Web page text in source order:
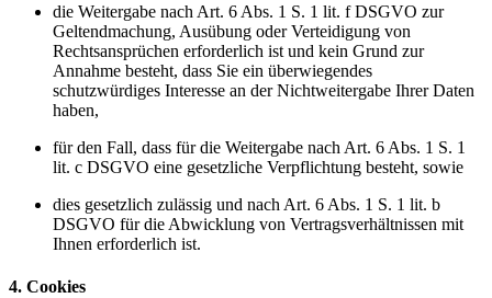
die Weitergabe nach Art. 6 Abs. 1 S. 1 lit. f DSGVO zur
Geltendmachung, Ausübung oder Verteidigung von
Rechtsansprüchen erforderlich ist und kein Grund zur
Annahme besteht, dass Sie ein überwiegendes
schutzwürdiges Interesse an der Nichtweitergabe Ihrer Daten
haben,
für den Fall, dass für die Weitergabe nach Art. 6 Abs. 1 S. 1
lit. c DSGVO eine gesetzliche Verpflichtung besteht, sowie
dies gesetzlich zulässig und nach Art. 6 Abs. 1 S. 1 lit. b
DSGVO für die Abwicklung von Vertragsverhältnissen mit
Ihnen erforderlich ist.
4. Cookies